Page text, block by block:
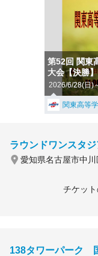
第52回 関東
大会【決勝
2026/6/28(日)
関東高等
ラウンドワンスタ
愛知県名古屋市中
チケッ
138タワーパーク